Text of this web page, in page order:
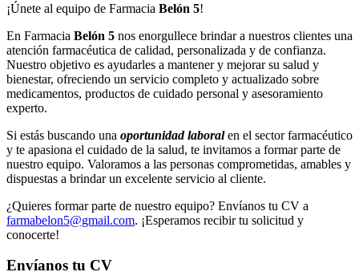
¡Únete al equipo de Farmacia Belón 5!
En Farmacia Belón 5 nos enorgullece brindar a nuestros clientes una
atención farmacéutica de calidad, personalizada y de confianza.
Nuestro objetivo es ayudarles a mantener y mejorar su salud y
bienestar, ofreciendo un servicio completo y actualizado sobre
medicamentos, productos de cuidado personal y asesoramiento
experto.
Si estás buscando una oportunidad laboralen el sector farmacéutico
y te apasiona el cuidado de la salud, te invitamos a formar parte de
nuestro equipo. Valoramos a las personas comprometidas, amables y
dispuestas a brindar un excelente servicio al cliente.
¿Quieres formar parte de nuestro equipo? Envíanos tu CV a
farmabelon5@gmail.com. ¡Esperamos recibir tu solicitud y
conocerte!
Envíanos tu CV